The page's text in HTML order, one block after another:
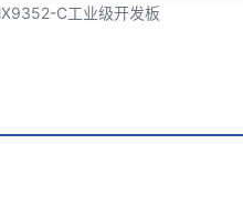
C工业级开发板